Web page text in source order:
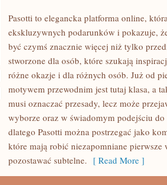
PREZENTY
EKSKLUZYWNE
LUKSUSOWE
Pasotti to elegancka platforma online,
ekskluzywnych podarunków i pokazuje,
być czymś znacznie więcej niż tylko
stworzone dla osób, które szukają
różne okazje i dla różnych osób. Już od
motywem przewodnim jest tutaj klasa, a
musi oznaczać przesady, lecz może
wyborze oraz w świadomym podejściu do
dlatego Pasotti można postrzegać jako
które mają robić niezapomniane pierwsze
pozostawać subtelne. [ Read More ]